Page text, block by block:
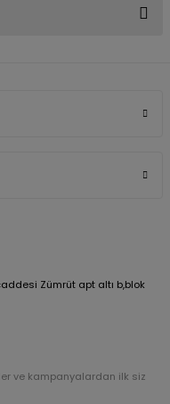
Zümrüt apt altı b,blok
ve kampanyalardan ilk siz